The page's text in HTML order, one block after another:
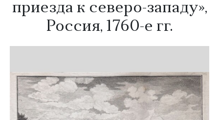
приезда к северо-западу»,
Россия, 1760-е гг.